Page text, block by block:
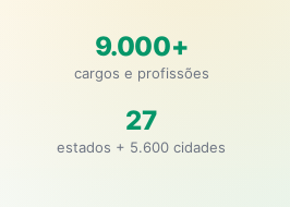
9.000+
cargos e profissões
27
estados + 5.600 cidades